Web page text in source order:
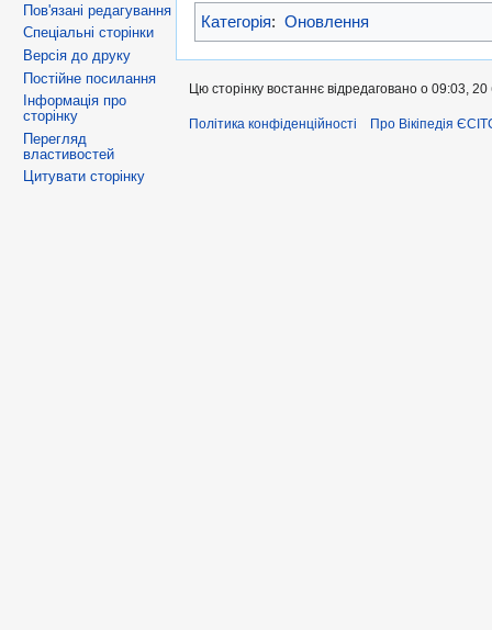
Категорія: Оновлення
Пов'язані редагування
Спеціальні сторінки
Версія до друку
Постійне посилання
Інформація про
сторінку
Перегляд
властивостей
Цитувати сторінку
Цю сторінку востаннє відредаговано о 09:03,
Політика конфіденційності Про Вікіпедія